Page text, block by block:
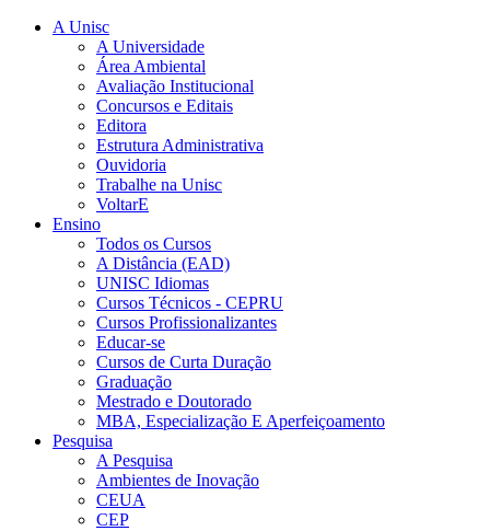
A Unisc
A Universidade
Área Ambiental
Avaliação Institucional
Concursos e Editais
Editora
Estrutura Administrativa
Ouvidoria
Trabalhe na Unisc
VoltarE
Ensino
Todos os Cursos
A Distância (EAD)
UNISC Idiomas
Cursos Técnicos - CEPRU
Cursos Profissionalizantes
Educar-se
Cursos de Curta Duração
Graduação
Mestrado e Doutorado
MBA, Especialização E Aperfeiçoamento
Pesquisa
A Pesquisa
Ambientes de Inovação
CEUA
CEP